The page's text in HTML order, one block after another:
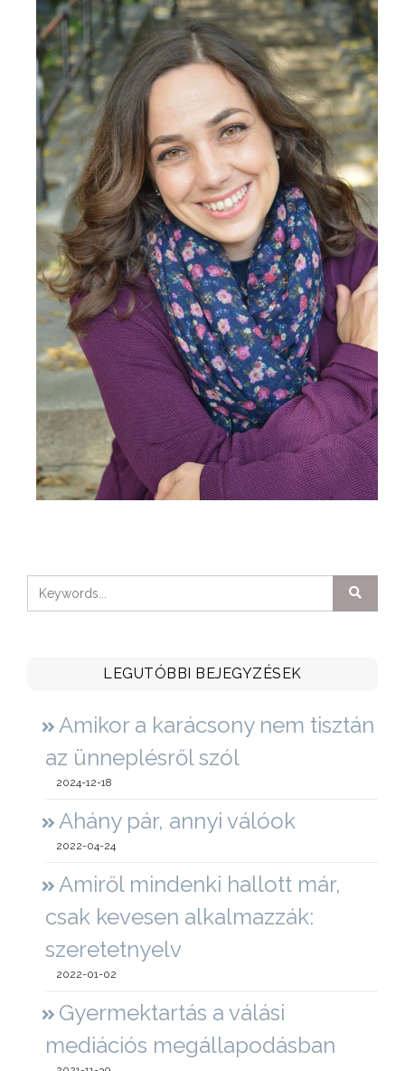
LEGUTÓBBI BEJEGYZÉSEK
Amikor a karácsony nem tisztán
az ünneplésről szól
2024-12-18
Ahány pár, annyi válóok
2022-04-24
Amiről mindenki hallott már,
csak kevesen alkalmazzák:
szeretetnyelv
2022-01-02
Gyermektartás a válási
mediációs megállapodásban